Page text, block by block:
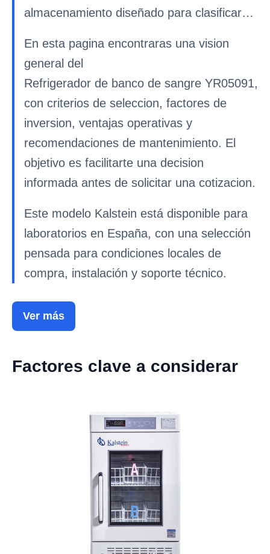
almacenamiento diseñado para clasificar…
En esta pagina encontraras una vision
general del
Refrigerador de banco de sangre YR05091,
con criterios de seleccion, factores de
inversion, ventajas operativas y
recomendaciones de mantenimiento. El
objetivo es facilitarte una decision
informada antes de solicitar una cotizacion.
Este modelo Kalstein está disponible para
laboratorios en España, con una selección
pensada para condiciones locales de
compra, instalación y soporte técnico.
Ver más
Factores clave a considerar